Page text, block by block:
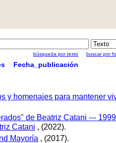
búsqueda por texto buscar por
Fecha_publicación
y homenajes para mantener
de Beatriz Catani ---
Catani , (2022).
Mayoría , (2017).